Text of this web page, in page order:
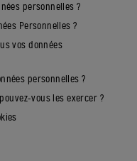
personnelles ?
Personnelles ?
vos données
personnelles ?
vous les exercer ?